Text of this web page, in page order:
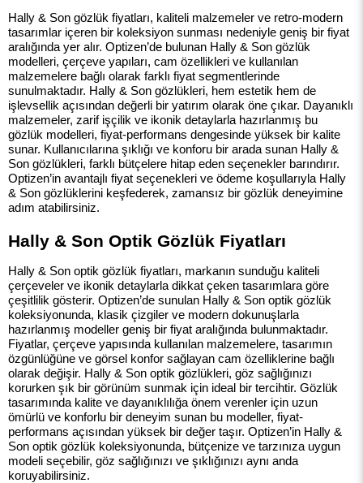
Hally & Son gözlük fiyatları, kaliteli malzemeler ve retro-modern
tasarımlar içeren bir koleksiyon sunması nedeniyle geniş bir fiyat
aralığında yer alır. Optizen’de bulunan Hally & Son gözlük
modelleri, çerçeve yapıları, cam özellikleri ve kullanılan
malzemelere bağlı olarak farklı fiyat segmentlerinde
sunulmaktadır. Hally & Son gözlükleri, hem estetik hem de
işlevsellik açısından değerli bir yatırım olarak öne çıkar. Dayanıklı
malzemeler, zarif işçilik ve ikonik detaylarla hazırlanmış bu
gözlük modelleri, fiyat-performans dengesinde yüksek bir kalite
sunar. Kullanıcılarına şıklığı ve konforu bir arada sunan Hally &
Son gözlükleri, farklı bütçelere hitap eden seçenekler barındırır.
Optizen’in avantajlı fiyat seçenekleri ve ödeme koşullarıyla Hally
& Son gözlüklerini keşfederek, zamansız bir gözlük deneyimine
adım atabilirsiniz.
Hally & Son Optik Gözlük Fiyatları
Hally & Son optik gözlük fiyatları, markanın sunduğu kaliteli
çerçeveler ve ikonik detaylarla dikkat çeken tasarımlara göre
çeşitlilik gösterir. Optizen’de sunulan Hally & Son optik gözlük
koleksiyonunda, klasik çizgiler ve modern dokunuşlarla
hazırlanmış modeller geniş bir fiyat aralığında bulunmaktadır.
Fiyatlar, çerçeve yapısında kullanılan malzemelere, tasarımın
özgünlüğüne ve görsel konfor sağlayan cam özelliklerine bağlı
olarak değişir. Hally & Son optik gözlükleri, göz sağlığınızı
korurken şık bir görünüm sunmak için ideal bir tercihtir. Gözlük
tasarımında kalite ve dayanıklılığa önem verenler için uzun
ömürlü ve konforlu bir deneyim sunan bu modeller, fiyat-
performans açısından yüksek bir değer taşır. Optizen’in Hally &
Son optik gözlük koleksiyonunda, bütçenize ve tarzınıza uygun
modeli seçebilir, göz sağlığınızı ve şıklığınızı aynı anda
koruyabilirsiniz.